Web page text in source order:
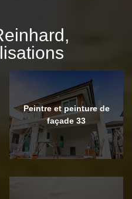
Peintre et peinture de
façade 33